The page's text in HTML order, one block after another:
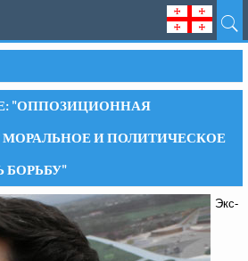
"ОППОЗИЦИОННАЯ
И ПОЛИТИЧЕСКОЕ
БОРЬБУ"
Экс-